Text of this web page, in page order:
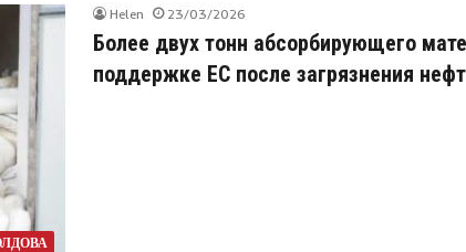
Helen 23/03/2026
Более двух тонн абсорбирующего
поддержке ЕС после загрязнения